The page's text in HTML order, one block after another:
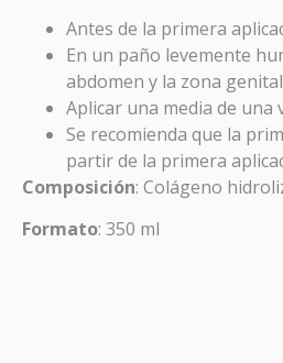
Antes de la primera
En un paño levemente
abdomen y la zona
Aplicar una media de una
Se recomienda que la
partir de la primera
Composición: Colágeno
Formato: 350 ml